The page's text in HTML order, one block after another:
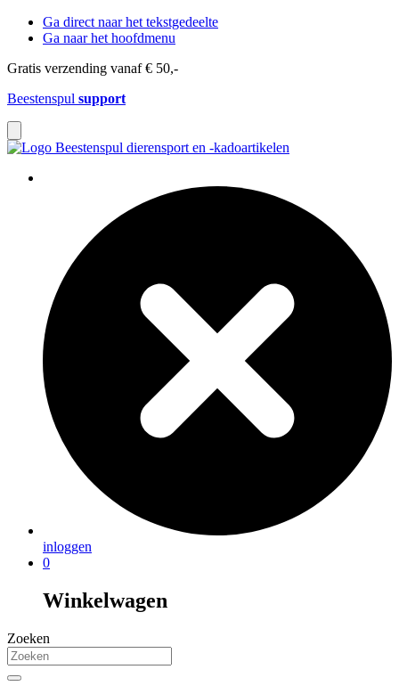
Ga direct naar het tekstgedeelte
Ga naar het hoofdmenu
Gratis verzending vanaf € 50,-
Beestenspul support
inloggen
0
Winkelwagen
Zoeken